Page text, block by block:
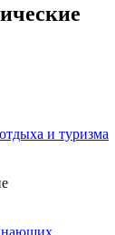
и туризма